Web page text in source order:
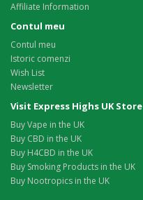
Affiliate Information
Contul meu
Contul meu
Istoric comenzi
Wish List
Newsletter
Visit Express Highs UK Store
Buy Vape in the UK
Buy CBD in the UK
Buy H4CBD in the UK
Buy Smoking Products in the UK
Buy Nootropics in the UK